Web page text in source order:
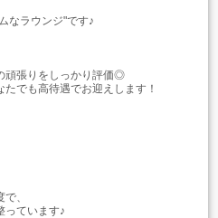
なラウンジ"です♪
頑張りをしっかり評価◎
でも高待遇でお迎えします！
、
っています♪